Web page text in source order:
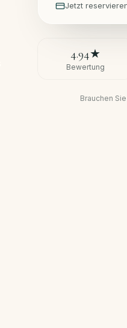
Jetzt
4.94★
Bewertung
Brauchen